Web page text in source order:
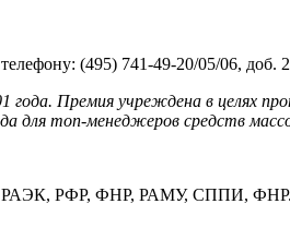
(495) 741-49-20/05/06, доб.
Премия учреждена в целях
для топ-менеджеров средств
РФР, ФНР, РАМУ, СППИ, ФНР.